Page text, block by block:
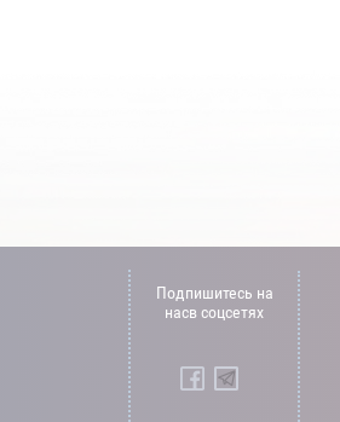
Подпишитесь на
насв соцсетях